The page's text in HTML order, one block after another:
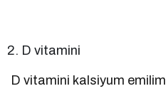
D vitamini
D vitamini kalsiyum